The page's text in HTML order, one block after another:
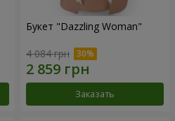
Букет "Dazzling Woman"
4 084 грн
Заказать